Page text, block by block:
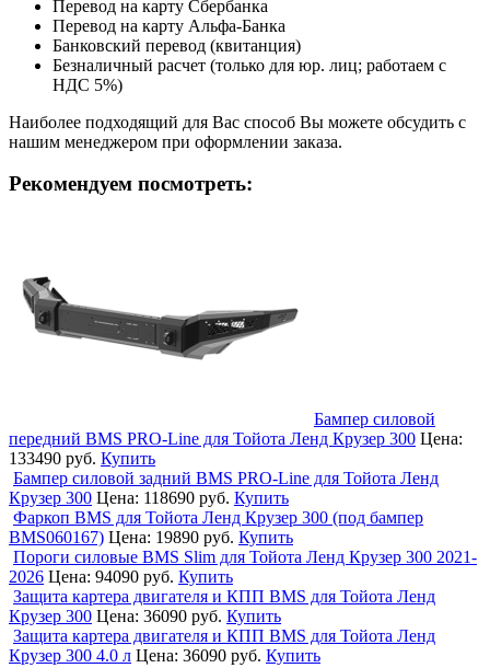
Перевод на карту Сбербанка
Перевод на карту Альфа-Банка
Банковский перевод (квитанция)
Безналичный расчет (только для юр. лиц; работаем с
НДС 5%)
Наиболее подходящий для Вас способ Вы можете обсудить с
нашим менеджером при оформлении заказа.
Рекомендуем посмотреть:
Бампер силовой
передний BMS PRO-Line для Тойота Ленд Крузер 300 Цена:
133490 руб. Купить
Бампер силовой задний BMS PRO-Line для Тойота Ленд
Крузер 300 Цена: 118690 руб. Купить
Фаркоп BMS для Тойота Ленд Крузер 300 (под бампер
BMS060167) Цена: 19890 руб. Купить
Пороги силовые BMS Slim для Тойота Ленд Крузер 300 2021-
2026 Цена: 94090 руб. Купить
Защита картера двигателя и КПП BMS для Тойота Ленд
Крузер 300 Цена: 36090 руб. Купить
Защита картера двигателя и КПП BMS для Тойота Ленд
Крузер 300 4.0 л Цена: 36090 руб. Купить